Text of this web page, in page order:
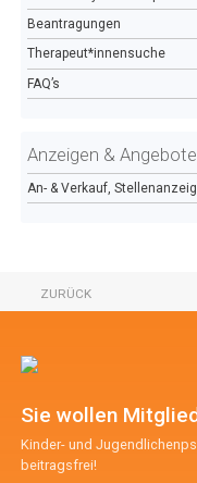
Beantragungen
Therapeut*innensuche
FAQ’s
Anzeigen & Angebote
An- & Verkauf,
ZURÜCK
Sie wollen
Kinder- und
beitragsfrei!